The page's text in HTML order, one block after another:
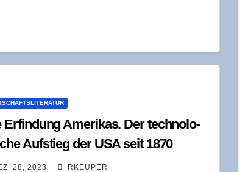
Erfin­dung Ame­ri­kas. Der tech­no­lo­
Auf­stieg der USA seit 1870
28, 2023 RKEUPER